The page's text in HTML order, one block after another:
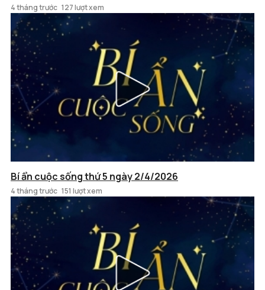
4 tháng trước 127 lượt xem
Bí ẩn cuộc sống thứ 5 ngày 2/4/2026
4 tháng trước 151 lượt xem